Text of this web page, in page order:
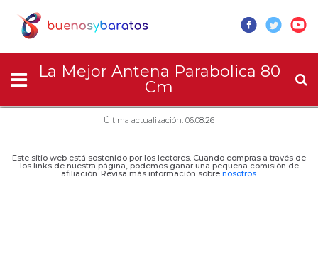
La Mejor Antena Parabolica 80
Cm
Última actualización: 06.08.26
Este sitio web está sostenido por los lectores. Cuando compras a través de
los links de nuestra página, podemos ganar una pequeña comisión de
afiliación. Revisa más información sobre nosotros.